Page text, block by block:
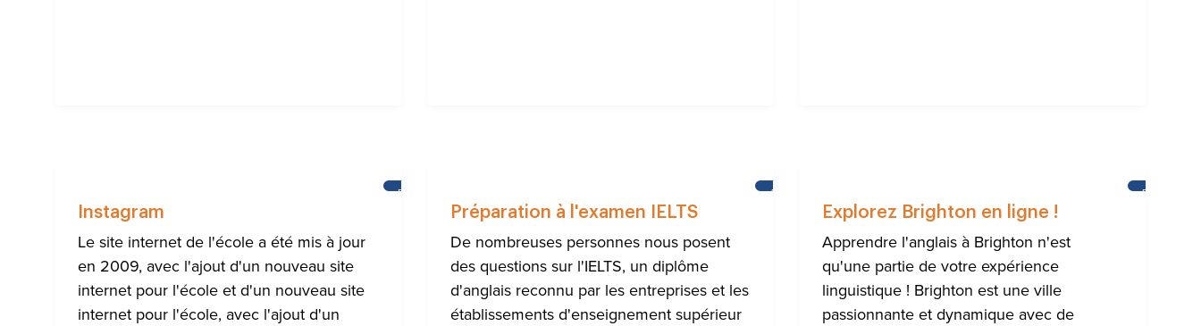
BRIGHTON
Instagram
Le site internet de l'école a été mis à jour
en 2009, avec l'ajout d'un nouveau site
internet pour l'école et d'un nouveau site
internet pour l'école, avec l'ajout d'un
APPRENDRE
Préparation à l'examen IELTS
De nombreuses personnes nous posent
des questions sur l'IELTS, un diplôme
d'anglais reconnu par les entreprises et les
établissements d'enseignement supérieur
BRIGHTON
Explorez Brighton en ligne !
Apprendre l'anglais à Brighton n'est
qu'une partie de votre expérience
linguistique ! Brighton est une ville
passionnante et dynamique avec de